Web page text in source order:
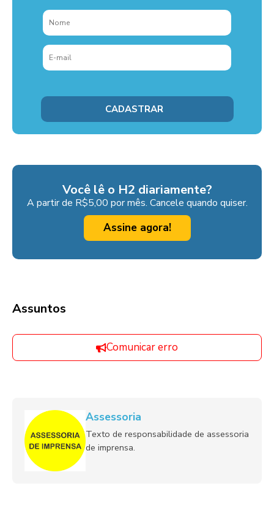
Você lê o H2 diariamente?
A partir de R$5,00 por mês. Cancele quando quiser.
Assine agora!
Assuntos
Comunicar erro
Assessoria
Texto de responsabilidade de assessoria
de imprensa.